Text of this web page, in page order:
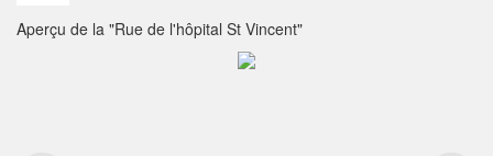
Aperçu de la "Rue de l'hôpital St Vincent"